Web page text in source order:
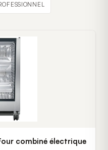
combiné électrique